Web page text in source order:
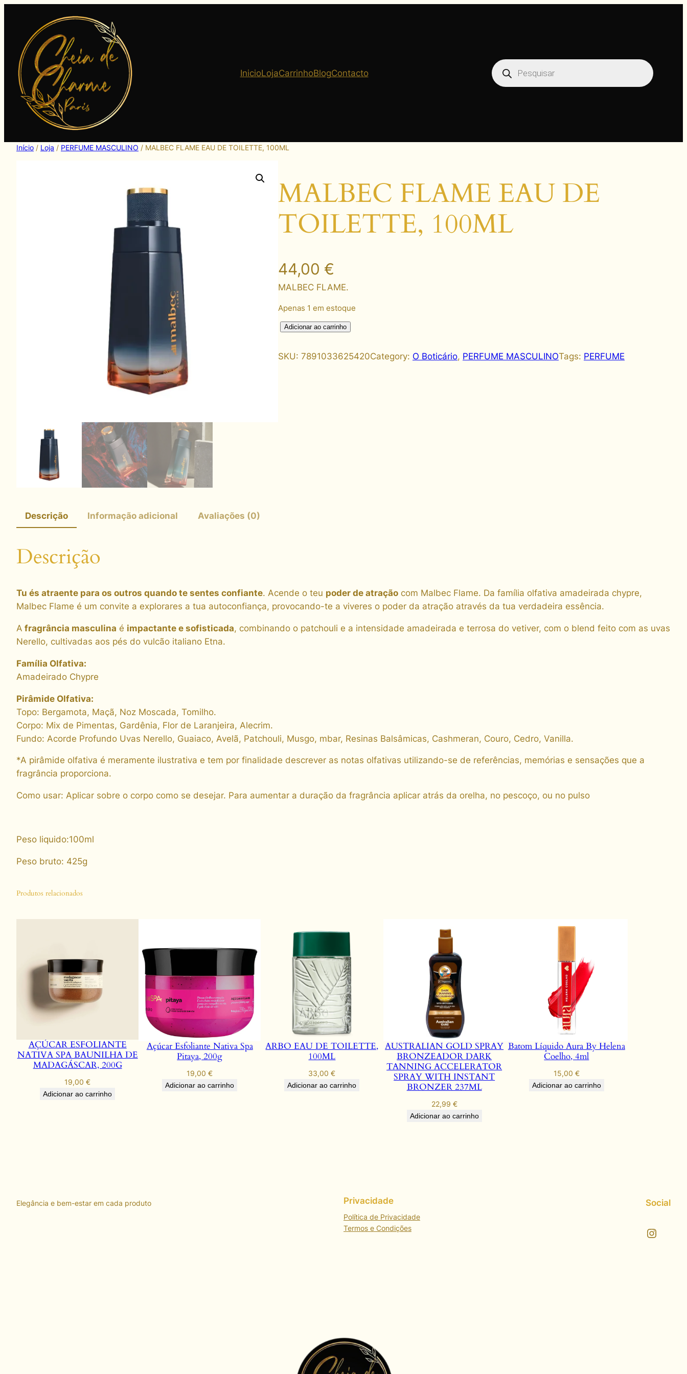
conteúdo
InicioLojaCarrinhoBlogContacto
Pesquisar
produtos
Início / Loja / PERFUME MASCULINO / MALBEC FLAME EAU DE TOILETTE, 100ML
MALBEC FLAME EAU DE
TOILETTE, 100ML
44,00 €
MALBEC FLAME.
Apenas 1 em estoque
M
L
E
T
E
u
n
i
Adicionar ao carrinho
SKU: 7891033625420Category: O Boticário, PERFUME MASCULINOTags: PERFUME
Descrição Informação adicional Avaliações (0)
Descrição
Tu és atraente para os outros quando te sentes confiante. Acende o teu poder de atração com Malbec Flame. Da família olfativa amadeirada chypre,
Malbec Flame é um convite a explorares a tua autoconfiança, provocando-te a viveres o poder da atração através da tua verdadeira essência.
A fragrância masculina é impactante e sofisticada, combinando o patchouli e a intensidade amadeirada e terrosa do vetiver, com o blend feito com as uvas
Nerello, cultivadas aos pés do vulcão italiano Etna.
Família Olfativa:
Amadeirado Chypre
Pirâmide Olfativa:
Topo: Bergamota, Maçã, Noz Moscada, Tomilho.
Corpo: Mix de Pimentas, Gardênia, Flor de Laranjeira, Alecrim.
Fundo: Acorde Profundo Uvas Nerello, Guaiaco, Avelã, Patchouli, Musgo, mbar, Resinas Balsâmicas, Cashmeran, Couro, Cedro, Vanilla.
*A pirâmide olfativa é meramente ilustrativa e tem por finalidade descrever as notas olfativas utilizando-se de referências, memórias e sensações que a
fragrância proporciona.
Como usar: Aplicar sobre o corpo como se desejar. Para aumentar a duração da fragrância aplicar atrás da orelha, no pescoço, ou no pulso
Peso liquido:100ml
Peso bruto: 425g
Produtos relacionados
AÇÚCAR ESFOLIANTE
NATIVA SPA BAUNILHA DE
MADAGÁSCAR, 200G
19,00€
Adicionar ao carrinho
Açúcar Esfoliante Nativa Spa
Pitaya, 200g
19,00€
Adicionar ao carrinho
ARBO EAU DE TOILETTE,
100ML
33,00€
Adicionar ao carrinho
AUSTRALIAN GOLD SPRAY
BRONZEADOR DARK
TANNING ACCELERATOR
SPRAY WITH INSTANT
BRONZER 237ML
22,99 €
Adicionar ao carrinho
Batom Líquido Aura By Helena
Coelho, 4ml
15,00 €
Adicionar ao carrinho
Elegância e bem-estar em cada produto Privacidade
Política de Privacidade
Termos e Condições
Social
Instagram